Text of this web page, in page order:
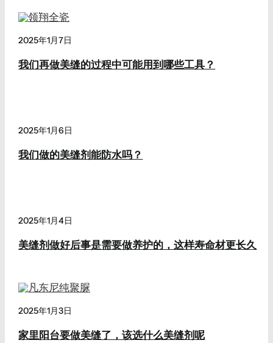
2025年1月7日
我们再做美缝的过程中可能用到哪些工具？
2025年1月6日
我们做的美缝剂能防水吗？
2025年1月4日
美缝剂做好后事是需要做养护的，这样寿命材更长久
2025年1月3日
家里阳台要做美缝了，该选什么美缝剂呢